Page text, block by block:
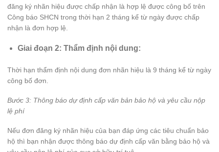
đăng ký nhãn hiệu được chấp nhận là hợp lệ được công bố trên
Công báo SHCN trong thời hạn 2 tháng kể từ ngày được chấp
nhận là đơn hợp lệ.
Giai đoạn 2: Thẩm định nội dung:
Thời hạn thẩm định nội dung đơn nhãn hiệu là 9 tháng kể từ ngày
công bố đơn.
Bước 3: Thông báo dự định cấp văn bản bảo hộ và yêu cầu nộp
lệ phí
Nếu đơn đăng ký nhãn hiệu của bạn đáp ứng các tiêu chuẩn bảo
hộ thì bạn nhận được thông báo dự định cấp văn bằng bảo hộ và